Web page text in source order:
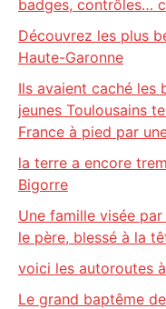
badges, contrôles…
Découvrez les plus
Haute-Garonne
Ils avaient caché les
jeunes Toulousains
France à pied par
la terre a encore
Bigorre
Une famille visée
le père, blessé à la
voici les autoroutes
Le grand baptême